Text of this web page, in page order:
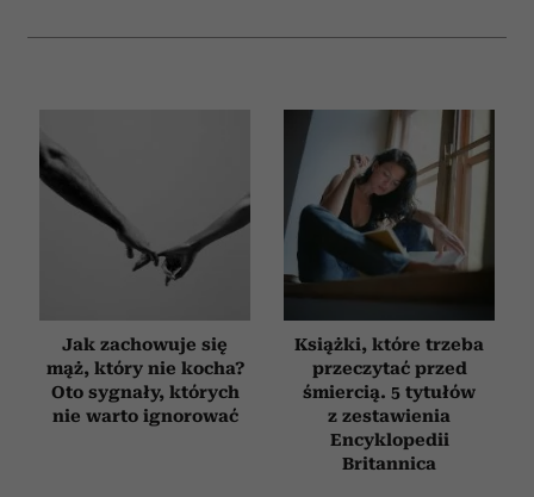
Jak zachowuje się
mąż, który nie kocha?
Oto sygnały, których
nie warto ignorować
Książki, które trzeba
przeczytać przed
śmiercią. 5 tytułów
z zestawienia
Encyklopedii
Britannica